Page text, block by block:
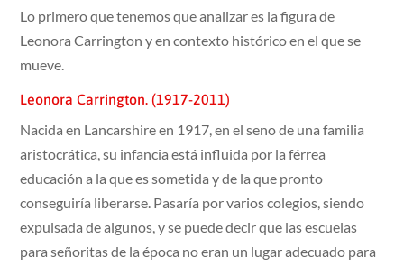
Lo primero que tenemos que analizar es la figura de
Leonora Carrington y en contexto histórico en el que se
mueve.
Leonora Carrington. (1917-2011)
Nacida en Lancarshire en 1917, en el seno de una familia
aristocrática, su infancia está influida por la férrea
educación a la que es sometida y de la que pronto
conseguiría liberarse. Pasaría por varios colegios, siendo
expulsada de algunos, y se puede decir que las escuelas
para señoritas de la época no eran un lugar adecuado para